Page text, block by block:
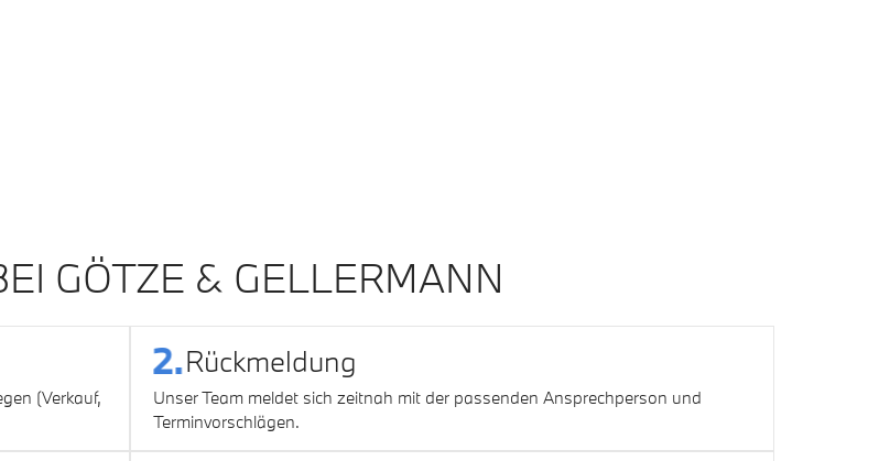
GÖTZE & GELLERMANN
(Verkauf,
2.Rückmeldung
Unser Team meldet sich zeitnah mit der passenden Ansprechperson und
Terminvorschlägen.